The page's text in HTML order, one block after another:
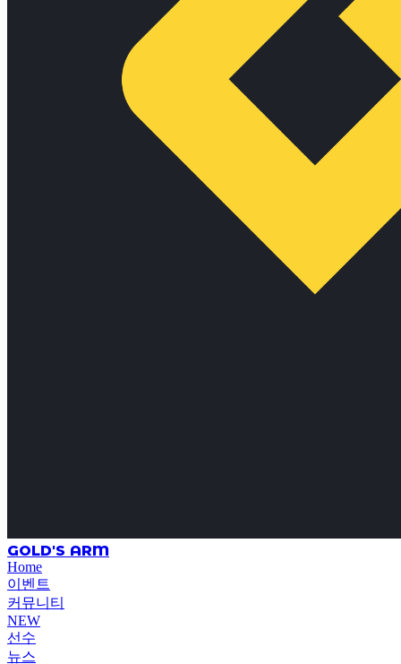
GOLD'S ARM
Home
이벤트
커뮤니티
NEW
선수
뉴스